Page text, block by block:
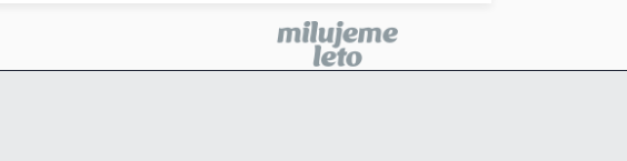
Levice